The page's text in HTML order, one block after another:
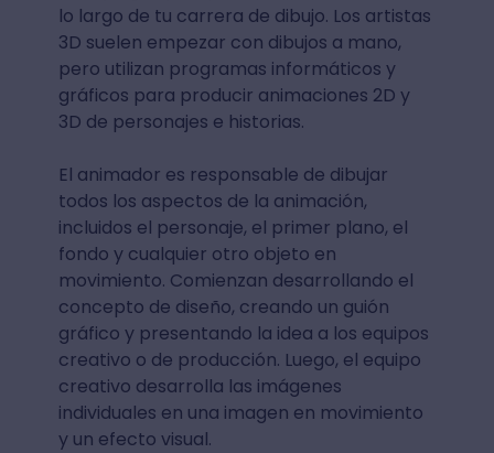
lo largo de tu carrera de dibujo. Los artistas
3D suelen empezar con dibujos a mano,
pero utilizan programas informáticos y
gráficos para producir animaciones 2D y
3D de personajes e historias.
El animador es responsable de dibujar
todos los aspectos de la animación,
incluidos el personaje, el primer plano, el
fondo y cualquier otro objeto en
movimiento. Comienzan desarrollando el
concepto de diseño, creando un guión
gráfico y presentando la idea a los equipos
creativo o de producción. Luego, el equipo
creativo desarrolla las imágenes
individuales en una imagen en movimiento
y un efecto visual.